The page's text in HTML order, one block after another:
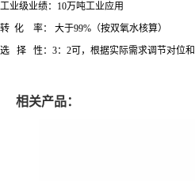
工业级业绩：10万吨工业应用
转 化 率： 大于99%（按双氧水核算）
选 择 性：3：2可，根据实际需求调节对位
相关产品：